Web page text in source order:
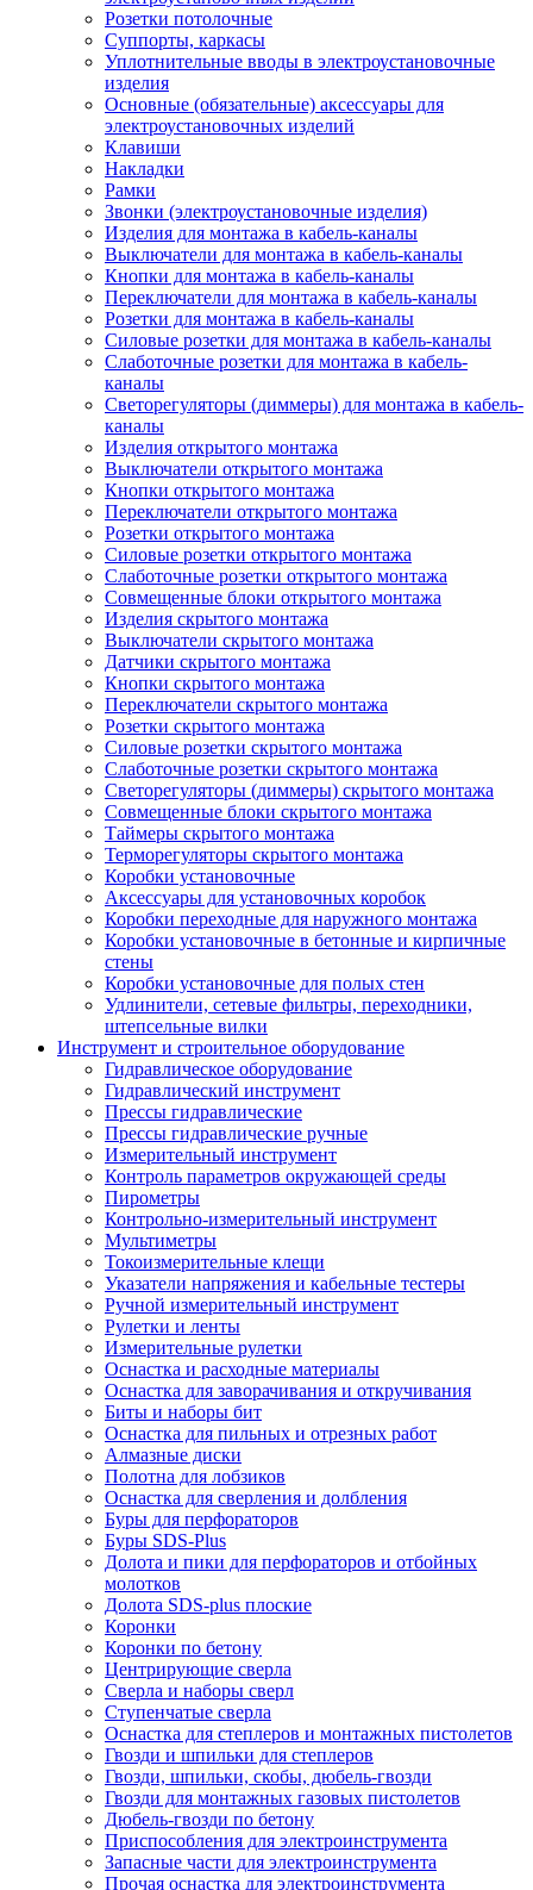
Розетки потолочные
Суппорты, каркасы
Уплотнительные вводы в электроустановочные
изделия
Основные (обязательные) аксессуары для
электроустановочных изделий
Клавиши
Накладки
Рамки
Звонки (электроустановочные изделия)
Изделия для монтажа в кабель-каналы
Выключатели для монтажа в кабель-каналы
Кнопки для монтажа в кабель-каналы
Переключатели для монтажа в кабель-каналы
Розетки для монтажа в кабель-каналы
Силовые розетки для монтажа в кабель-каналы
Слаботочные розетки для монтажа в кабель-
каналы
Светорегуляторы (диммеры) для монтажа в кабель-
каналы
Изделия открытого монтажа
Выключатели открытого монтажа
Кнопки открытого монтажа
Переключатели открытого монтажа
Розетки открытого монтажа
Силовые розетки открытого монтажа
Слаботочные розетки открытого монтажа
Совмещенные блоки открытого монтажа
Изделия скрытого монтажа
Выключатели скрытого монтажа
Датчики скрытого монтажа
Кнопки скрытого монтажа
Переключатели скрытого монтажа
Розетки скрытого монтажа
Силовые розетки скрытого монтажа
Слаботочные розетки скрытого монтажа
Светорегуляторы (диммеры) скрытого монтажа
Совмещенные блоки скрытого монтажа
Таймеры скрытого монтажа
Терморегуляторы скрытого монтажа
Коробки установочные
Аксессуары для установочных коробок
Коробки переходные для наружного монтажа
Коробки установочные в бетонные и кирпичные
стены
Коробки установочные для полых стен
Удлинители, сетевые фильтры, переходники,
штепсельные вилки
Инструмент и строительное оборудование
Гидравлическое оборудование
Гидравлический инструмент
Прессы гидравлические
Прессы гидравлические ручные
Измерительный инструмент
Контроль параметров окружающей среды
Пирометры
Контрольно-измерительный инструмент
Мультиметры
Токоизмерительные клещи
Указатели напряжения и кабельные тестеры
Ручной измерительный инструмент
Рулетки и ленты
Измерительные рулетки
Оснастка и расходные материалы
Оснастка для заворачивания и откручивания
Биты и наборы бит
Оснастка для пильных и отрезных работ
Алмазные диски
Полотна для лобзиков
Оснастка для сверления и долбления
Буры для перфораторов
Буры SDS-Plus
Долота и пики для перфораторов и отбойных
молотков
Долота SDS-plus плоские
Коронки
Коронки по бетону
Центрирующие сверла
Сверла и наборы сверл
Ступенчатые сверла
Оснастка для степлеров и монтажных пистолетов
Гвозди и шпильки для степлеров
Гвозди, шпильки, скобы, дюбель-гвозди
Гвозди для монтажных газовых пистолетов
Дюбель-гвозди по бетону
Приспособления для электроинструмента
Запасные части для электроинструмента
Прочая оснастка для электроинструмента